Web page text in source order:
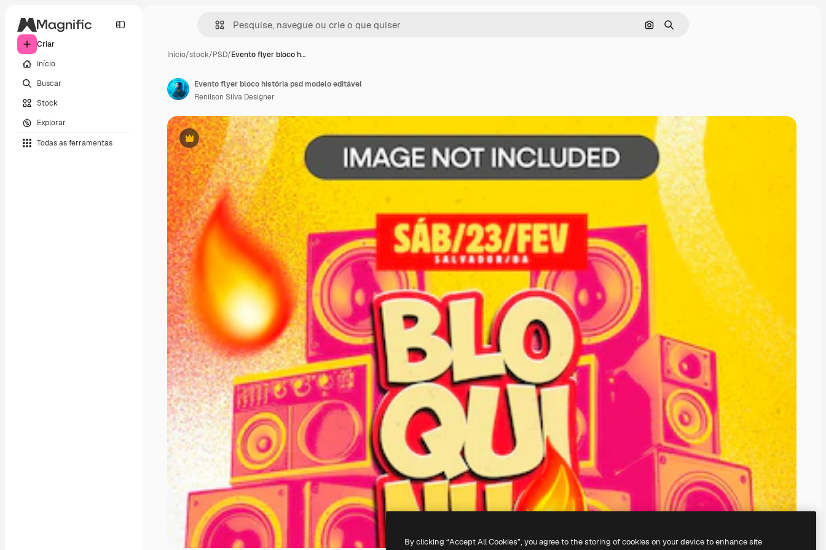
Criar
Início
Buscar
Stock
Explorar
Todas as ferramentas
Pesquisar por imagem
Buscar
Início/stock/PSD/Evento flyer bloco h…
Premium
Evento flyer bloco história psd modelo editável
Renilson Silva Designer
By clicking “Accept All Cookies”, you agree to the storing of cookies on your device to enhance site